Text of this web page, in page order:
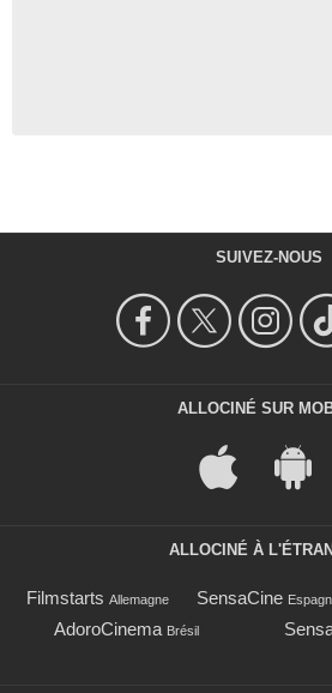
SUIVEZ-NOUS
ALLOCINÉ SUR
ALLOCINÉ À
Filmstarts Allemagne SensaCine
AdoroCinema Brésil